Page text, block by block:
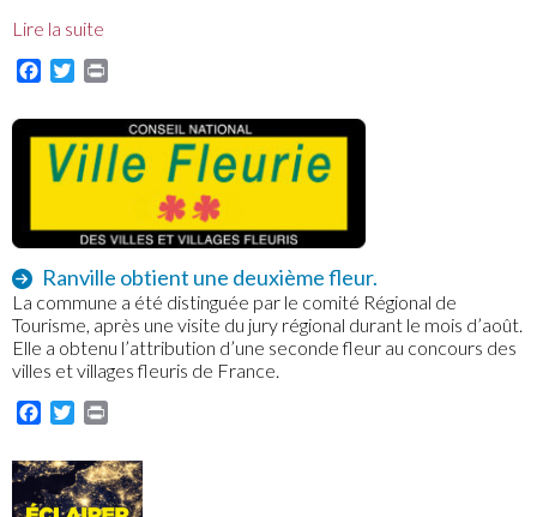
Lire la suite
Facebook
Twitter
Ranville obtient une deuxième fleur.
La commune a été distinguée par le comité Régional de
Tourisme, après une visite du jury régional durant le mois d’août.
Elle a obtenu l’attribution d’une seconde fleur au concours des
villes et villages fleuris de France.
Facebook
Twitter